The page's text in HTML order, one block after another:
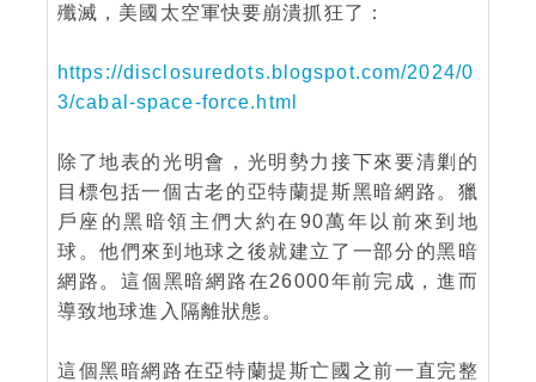
殲滅，美國太空軍快要崩潰抓狂了：
https://disclosuredots.blogspot.com/2024/0
3/cabal-space-force.html
除了地表的光明會，光明勢力接下來要清剿的
目標包括一個古老的亞特蘭提斯黑暗網路。獵
戶座的黑暗領主們大約在90萬年以前來到地
球。他們來到地球之後就建立了一部分的黑暗
網路。這個黑暗網路在26000年前完成，進而
導致地球進入隔離狀態。
這個黑暗網路在亞特蘭提斯亡國之前一直完整